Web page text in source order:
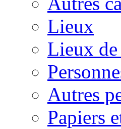
Lieux
Lieux
Autres
Papiers